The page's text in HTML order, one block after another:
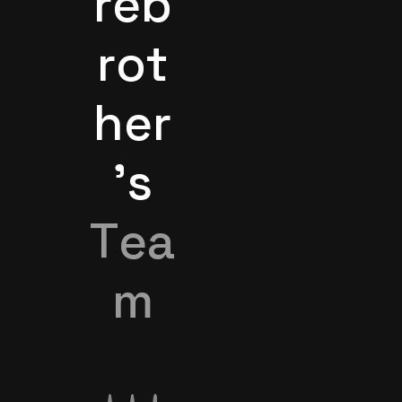
rot
her
’s
Tea
m